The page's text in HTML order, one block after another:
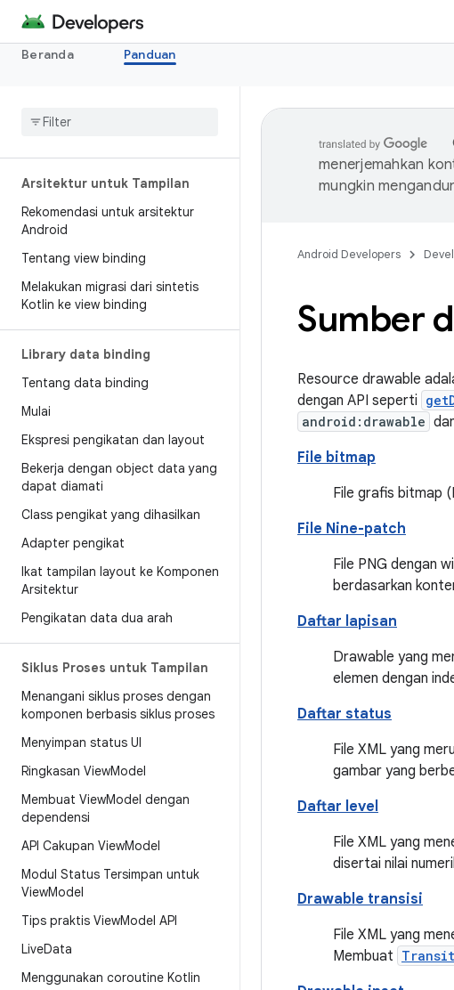
Beranda Panduan
Arsitektur untuk Tampilan
Rekomendasi untuk arsitektur
Android
Tentang view binding
Melakukan migrasi dari sintetis
Kotlin ke view binding
Library data binding
Tentang data binding
Mulai
Ekspresi pengikatan dan layout
Bekerja dengan object data yang
dapat diamati
Class pengikat yang dihasilkan
Adapter pengikat
Ikat tampilan layout ke Komponen
Arsitektur
Pengikatan data dua arah
Siklus Proses untuk Tampilan
Menangani siklus proses dengan
komponen berbasis siklus proses
Menyimpan status UI
Ringkasan ViewModel
Membuat ViewModel dengan
dependensi
API Cakupan ViewModel
Modul Status Tersimpan untuk
ViewModel
Tips praktis ViewModel API
LiveData
Menggunakan coroutine Kotlin
menerjemahkan
mungkin
Android Developers
Sumber
Resource drawable
dengan API seperti
android:drawable
File bitmap
File grafis bitmap
File Nine-patch
File PNG dengan
berdasarkan
Daftar lapisan
Drawable yang
elemen dengan
Daftar status
File XML yang
gambar yang
Daftar level
File XML yang
disertai nilai
Drawable transisi
File XML yang
Membuat